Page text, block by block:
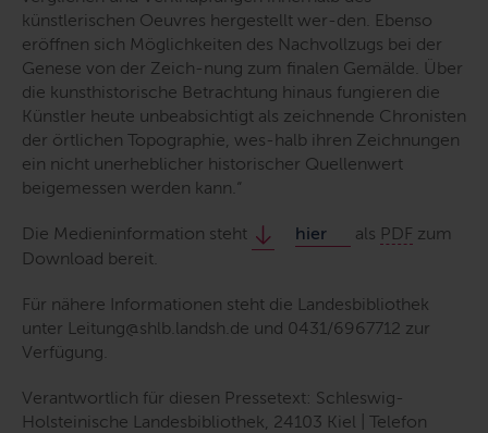
künstlerischen Oeuvres hergestellt wer-den. Ebenso
eröffnen sich Möglichkeiten des Nachvollzugs bei der
Genese von der Zeich-nung zum finalen Gemälde. Über
die kunsthistorische Betrachtung hinaus fungieren die
Künstler heute unbeabsichtigt als zeichnende Chronisten
der örtlichen Topographie, wes-halb ihren Zeichnungen
ein nicht unerheblicher historischer Quellenwert
beigemessen werden kann.“
Die Medieninformation steht hier als PDF zum
Download bereit.
Für nähere Informationen steht die Landesbibliothek
unter Leitung@shlb.landsh.de und 0431/6967712 zur
Verfügung.
Verantwortlich für diesen Pressetext: Schleswig-
Holsteinische Landesbibliothek, 24103 Kiel | Telefon